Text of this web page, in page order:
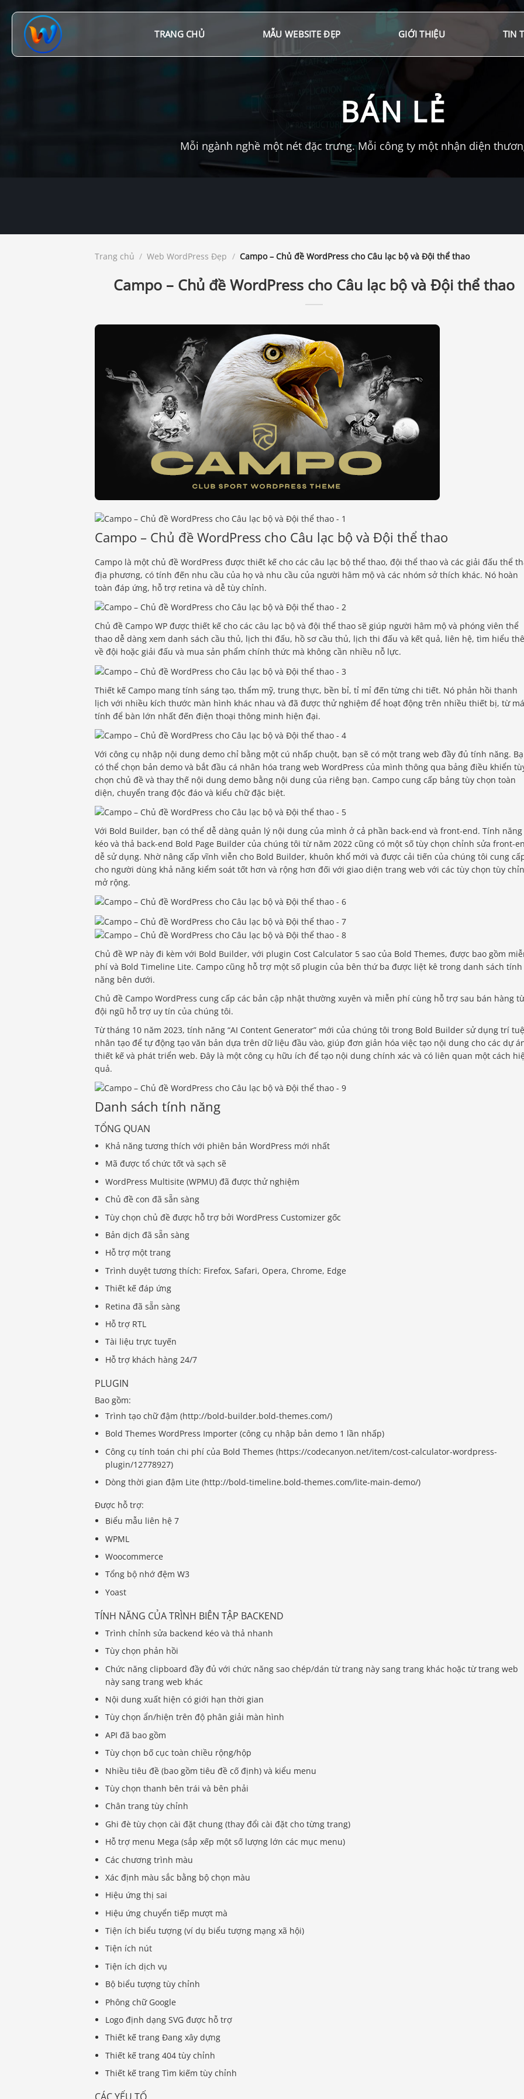
đến
TRANG CHỦ MẪU WEBSITE ĐẸP GIỚI THIỆU TIN
BÁN LẺ
Mỗi ngành nghề một nét đặc trưng. Mỗi công ty một nhận diện
Trang chủ / Web WordPress Đẹp / Campo – Chủ đề WordPress cho Câu lạc bộ và Đội thể thao
Campo – Chủ đề WordPress cho Câu lạc bộ và Đội thể thao
Campo – Chủ đề WordPress cho Câu lạc bộ và Đội thể thao
Campo là một chủ đề WordPress được thiết kế cho các câu lạc bộ thể thao, đội thể thao và các giải đấu thể
địa phương, có tính đến nhu cầu của họ và nhu cầu của người hâm mộ và các nhóm sở thích khác. Nó hoàn
toàn đáp ứng, hỗ trợ retina và dễ tùy chỉnh.
Chủ đề Campo WP được thiết kế cho các câu lạc bộ và đội thể thao sẽ giúp người hâm mộ và phóng viên thể
thao dễ dàng xem danh sách cầu thủ, lịch thi đấu, hồ sơ cầu thủ, lịch thi đấu và kết quả, liên hệ, tìm hiểu
về đội hoặc giải đấu và mua sản phẩm chính thức mà không cần nhiều nỗ lực.
Thiết kế Campo mang tính sáng tạo, thẩm mỹ, trung thực, bền bỉ, tỉ mỉ đến từng chi tiết. Nó phản hồi thanh
lịch với nhiều kích thước màn hình khác nhau và đã được thử nghiệm để hoạt động trên nhiều thiết bị, từ
tính để bàn lớn nhất đến điện thoại thông minh hiện đại.
Với công cụ nhập nội dung demo chỉ bằng một cú nhấp chuột, bạn sẽ có một trang web đầy đủ tính năng.
có thể chọn bản demo và bắt đầu cá nhân hóa trang web WordPress của mình thông qua bảng điều khiển
chọn chủ đề và thay thế nội dung demo bằng nội dung của riêng bạn. Campo cung cấp bảng tùy chọn toàn
diện, chuyển trang độc đáo và kiểu chữ đặc biệt.
Với Bold Builder, bạn có thể dễ dàng quản lý nội dung của mình ở cả phần back-end và front-end. Tính năng
kéo và thả back-end Bold Page Builder của chúng tôi từ năm 2022 cũng có một số tùy chọn chỉnh sửa front-
dễ sử dụng. Nhờ nâng cấp vĩnh viễn cho Bold Builder, khuôn khổ mới và được cải tiến của chúng tôi cung
cho người dùng khả năng kiểm soát tốt hơn và rộng hơn đối với giao diện trang web với các tùy chọn tùy
mở rộng.
Chủ đề WP này đi kèm với Bold Builder, với plugin Cost Calculator 5 sao của Bold Themes, được bao gồm
phí và Bold Timeline Lite. Campo cũng hỗ trợ một số plugin của bên thứ ba được liệt kê trong danh sách tính
năng bên dưới.
Chủ đề Campo WordPress cung cấp các bản cập nhật thường xuyên và miễn phí cùng hỗ trợ sau bán hàng từ
đội ngũ hỗ trợ uy tín của chúng tôi.
Từ tháng 10 năm 2023, tính năng “AI Content Generator” mới của chúng tôi trong Bold Builder sử dụng trí tuệ
nhân tạo để tự động tạo văn bản dựa trên dữ liệu đầu vào, giúp đơn giản hóa việc tạo nội dung cho các dự
thiết kế và phát triển web. Đây là một công cụ hữu ích để tạo nội dung chính xác và có liên quan một cách
quả.
Danh sách tính năng
TỔNG QUAN
Khả năng tương thích với phiên bản WordPress mới nhất
Mã được tổ chức tốt và sạch sẽ
WordPress Multisite (WPMU) đã được thử nghiệm
Chủ đề con đã sẵn sàng
Tùy chọn chủ đề được hỗ trợ bởi WordPress Customizer gốc
Bản dịch đã sẵn sàng
Hỗ trợ một trang
Trình duyệt tương thích: Firefox, Safari, Opera, Chrome, Edge
Thiết kế đáp ứng
Retina đã sẵn sàng
Hỗ trợ RTL
Tài liệu trực tuyến
Hỗ trợ khách hàng 24/7
PLUGIN
Bao gồm:
Trình tạo chữ đậm (http://bold-builder.bold-themes.com/)
Bold Themes WordPress Importer (công cụ nhập bản demo 1 lần nhấp)
Công cụ tính toán chi phí của Bold Themes (https://codecanyon.net/item/cost-calculator-wordpress-
plugin/12778927)
Dòng thời gian đậm Lite (http://bold-timeline.bold-themes.com/lite-main-demo/)
Được hỗ trợ:
Biểu mẫu liên hệ 7
WPML
Woocommerce
Tổng bộ nhớ đệm W3
Yoast
TÍNH NĂNG CỦA TRÌNH BIÊN TẬP BACKEND
Trình chỉnh sửa backend kéo và thả nhanh
Tùy chọn phản hồi
Chức năng clipboard đầy đủ với chức năng sao chép/dán từ trang này sang trang khác hoặc từ trang web
này sang trang web khác
Nội dung xuất hiện có giới hạn thời gian
Tùy chọn ẩn/hiện trên độ phân giải màn hình
API đã bao gồm
Tùy chọn bố cục toàn chiều rộng/hộp
Nhiều tiêu đề (bao gồm tiêu đề cố định) và kiểu menu
Tùy chọn thanh bên trái và bên phải
Chân trang tùy chỉnh
Ghi đè tùy chọn cài đặt chung (thay đổi cài đặt cho từng trang)
Hỗ trợ menu Mega (sắp xếp một số lượng lớn các mục menu)
Các chương trình màu
Xác định màu sắc bằng bộ chọn màu
Hiệu ứng thị sai
Hiệu ứng chuyển tiếp mượt mà
Tiện ích biểu tượng (ví dụ biểu tượng mạng xã hội)
Tiện ích nút
Tiện ích dịch vụ
Bộ biểu tượng tùy chỉnh
Phông chữ Google
Logo định dạng SVG được hỗ trợ
Thiết kế trang Đang xây dựng
Thiết kế trang 404 tùy chỉnh
Thiết kế trang Tìm kiếm tùy chỉnh